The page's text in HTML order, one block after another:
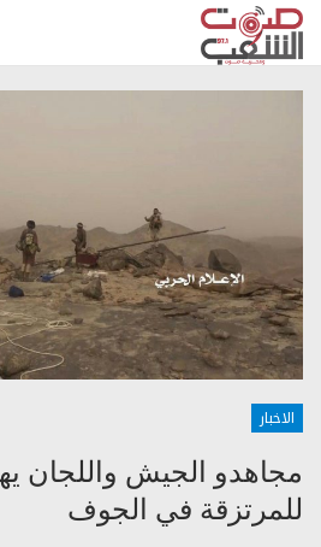
الاخبار
مجاهدو الجيش واللجان
للمرتزقة في الجوف